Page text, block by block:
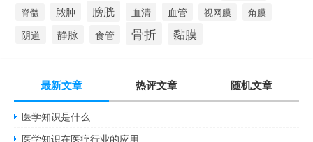
脊髓 脓肿 膀胱 血清 血管 视网膜 角膜
阴道 静脉 食管 骨折 黏膜
最新文章 热评文章 随机文章
医学知识是什么
医学知识在医疗行业的应用